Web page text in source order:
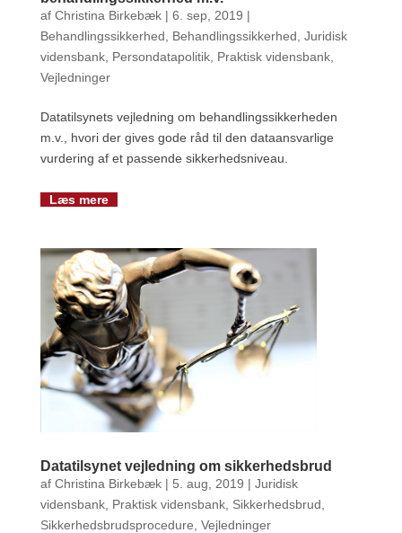
af Christina Birkebæk| 6. sep, 2019 |
Behandlingssikkerhed
Behandlingssikkerhed Juridisk
vidensbank, Persondatapolitik, Praktisk vidensbank,
Vejledninger
Datatilsynets vejledning om behandlingssikkerheden
m.v., hvori der gives gode råd til den dataansvarlige
vurdering af et passende sikkerhedsniveau.
Læs mere
Datatilsynet vejledning om sikkerhedsbrud
af Christina Birkebæk| 5. aug, 2019 | Juridisk
vidensbank, Praktisk vidensbank, Sikkerhedsbrud
Sikkerhedsbrudsprocedure Vejledninger